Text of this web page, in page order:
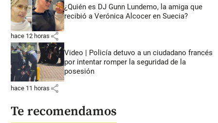
¿Quién es DJ Gunn Lundemo, la amiga que
recibió a Verónica Alcocer en Suecia?
hace 12 horas share
Video | Policía detuvo a un ciudadano francés
por intentar romper la seguridad de la
posesión
hace 11 horas share
Te recomendamos